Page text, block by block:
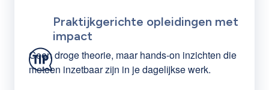
Praktijkgerichte opleidingen met
impact
Geen droge theorie, maar hands-on inzichten die
meteen inzetbaar zijn in je dagelijkse werk.